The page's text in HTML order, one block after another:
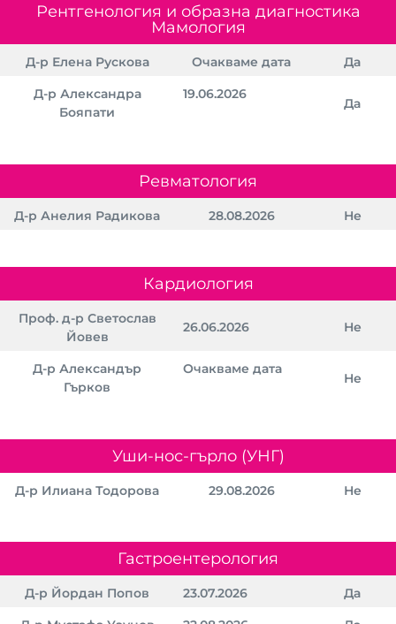
Рентгенология и образна диагностика
Мамология
Д-р Елена Рускова Очакваме дата Да
Д-р Александра
Бояпати
19.06.2026
Да
Ревматология
Д-р Анелия Радикова 28.08.2026 Не
Кардиология
Проф. д-р Светослав
Йовев
26.06.2026 Не
Д-р Александър
Гърков
Очакваме дата
Не
Уши-нос-гърло (УНГ)
Д-р Илиана Тодорова 29.08.2026 Не
Гастроентерология
Д-р Йордан Попов 23.07.2026 Да